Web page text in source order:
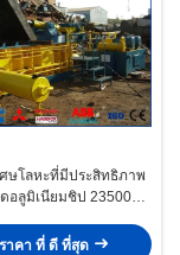
ศษโลหะที่มีประสิทธิภาพ
ดอลูมิเนียมชิป 23500kg
าคา ที่ ดี ที่สุด